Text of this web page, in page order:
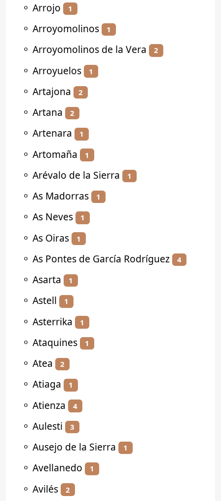
⚬ Arrojo 1
⚬ Arroyomolinos 1
⚬ Arroyomolinos de la Vera 2
⚬ Arroyuelos 1
⚬ Artajona 2
⚬ Artana 2
⚬ Artenara 1
⚬ Artomaña 1
⚬ Arévalo de la Sierra 1
⚬ As Madorras 1
⚬ As Neves 1
⚬ As Oiras 1
⚬ As Pontes de García Rodríguez 4
⚬ Asarta 1
⚬ Astell 1
⚬ Asterrika 1
⚬ Ataquines 1
⚬ Atea 2
⚬ Atiaga 1
⚬ Atienza 4
⚬ Aulesti 3
⚬ Ausejo de la Sierra 1
⚬ Avellanedo 1
⚬ Avilés 2